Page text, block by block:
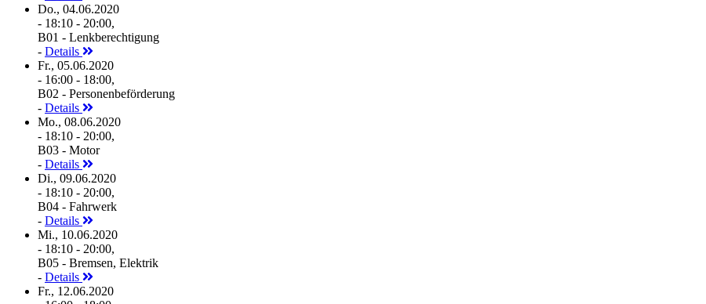
Do., 04.06.2020
- 18:10 - 20:00,
B01 - Lenkberechtigung
- Details
Fr., 05.06.2020
- 16:00 - 18:00,
B02 - Personenbeförderung
- Details
Mo., 08.06.2020
- 18:10 - 20:00,
B03 - Motor
- Details
Di., 09.06.2020
- 18:10 - 20:00,
B04 - Fahrwerk
- Details
Mi., 10.06.2020
- 18:10 - 20:00,
B05 - Bremsen, Elektrik
- Details
Fr., 12.06.2020